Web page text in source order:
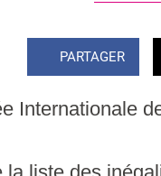
PARTAGER
Internationale